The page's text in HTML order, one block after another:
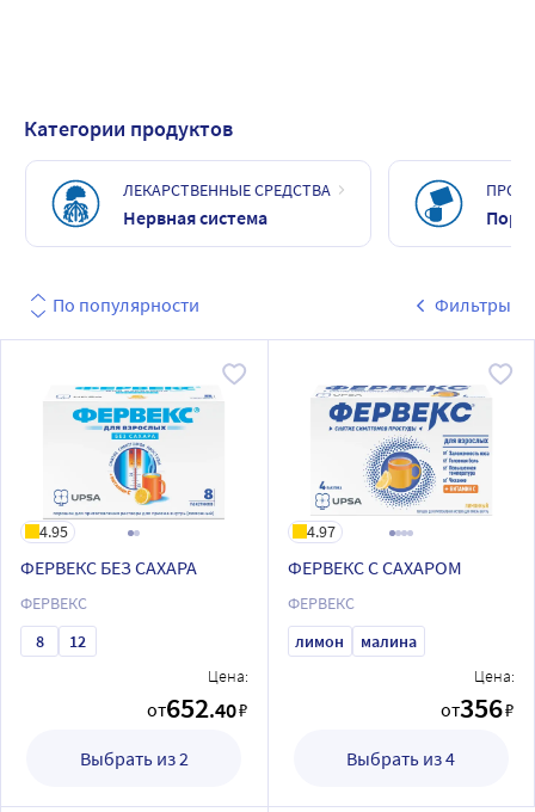
Категории продуктов
ЛЕКАРСТВЕННЫЕ СРЕДСТВА
Нервная система
По популярности Фильтры
4.95
ФЕРВЕКС БЕЗ САХАРА
ФЕРВЕКС
8
12
Цена:
от652.40₽
Выбрать из 2
4.97
ФЕРВЕКС С САХАРОМ
ФЕРВЕКС
лимон
малина
Цена:
от356₽
Выбрать из 4